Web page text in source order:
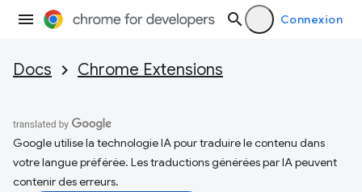
Connexion
Docs Chrome Extensions
Google utilise la technologie IA pour traduire le contenu dans
votre langue préférée. Les traductions générées par IA peuvent
contenir des erreurs.